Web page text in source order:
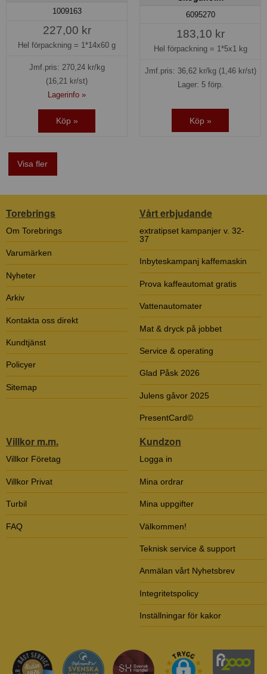
1009163
227,00 kr
Hel förpackning = 1*14x60 g
Jmf.pris: 270,24kr/kg
(16,21 kr/st)
Lagerinfo »
Köp »
6095270
183,10 kr
Hel förpackning = 1*5x1 kg
Jmf.pris: 36,62kr/kg (1,46 kr/st)
Lager: 5 förp.
Köp »
Visa fler
Torebrings
Om Torebrings
Varumärken
Nyheter
Arkiv
Kontakta oss direkt
Kundtjänst
Policyer
Sitemap
Vårt erbjudande
extratipset kampanjer v. 32-
37
Inbyteskampanj kaffemaskin
Prova kaffeautomat gratis
Vattenautomater
Mat & dryck på jobbet
Service & operating
Glad Påsk 2026
Julens gåvor 2025
PresentCard©
Villkor m.m.
Villkor Företag
Villkor Privat
Turbil
FAQ
Kundzon
Logga in
Mina ordrar
Mina uppgifter
Välkommen!
Teknisk service & support
Anmälan vårt Nyhetsbrev
Integritetspolicy
Inställningar för kakor